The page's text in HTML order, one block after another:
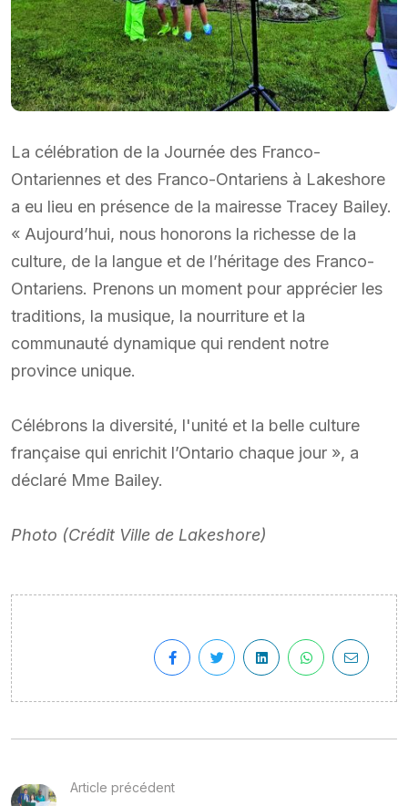
La célébration de la Journée des Franco-
Ontariennes et des Franco-Ontariens à Lakeshore
a eu lieu en présence de la mairesse Tracey Bailey.
« Aujourd’hui, nous honorons la richesse de la
culture, de la langue et de l’héritage des Franco-
Ontariens. Prenons un moment pour apprécier les
traditions, la musique, la nourriture et la
communauté dynamique qui rendent notre
province unique.
Célébrons la diversité, l'unité et la belle culture
française qui enrichit l’Ontario chaque jour », a
déclaré Mme Bailey.
Photo (Crédit Ville de Lakeshore)
Article précédent